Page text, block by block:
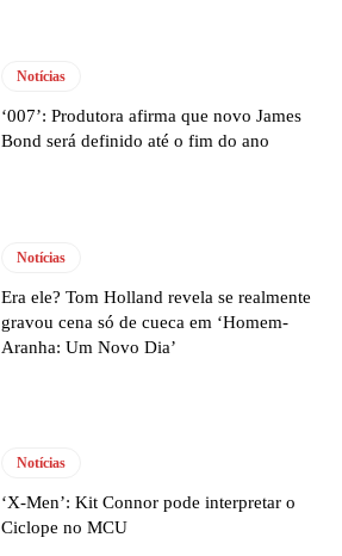
Notícias
‘007’: Produtora afirma que novo James
Bond será definido até o fim do ano
Notícias
Era ele? Tom Holland revela se realmente
gravou cena só de cueca em ‘Homem-
Aranha: Um Novo Dia’
Notícias
‘X-Men’: Kit Connor pode interpretar o
Ciclope no MCU